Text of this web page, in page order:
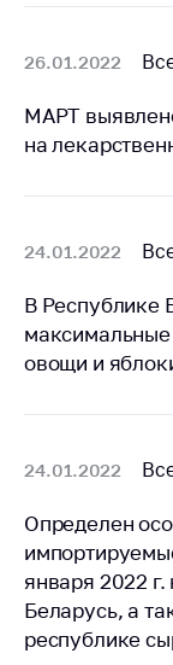
вопросам
26.01.2022
МАРТ
на
24.01.2022
В Республике
овощи и
24.01.2022
Определен
января 2022
Беларусь, а
республике